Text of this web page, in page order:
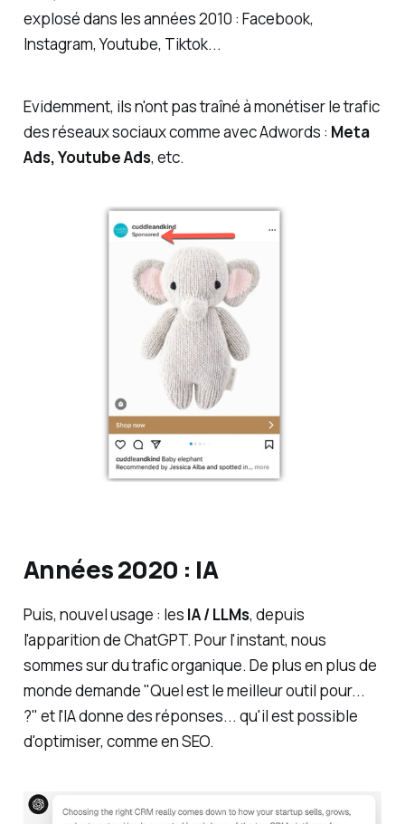
explosé dans les années 2010 : Facebook,
Instagram, Youtube, Tiktok...
Evidemment, ils n'ont pas traîné à monétiser le trafic
des réseaux sociaux comme avec Adwords : Meta
Ads, Youtube Ads, etc.
Années 2020 : IA
Puis, nouvel usage : les IA / LLMs, depuis
l'apparition de ChatGPT. Pour l'instant, nous
sommes sur du trafic organique. De plus en plus de
monde demande "Quel est le meilleur outil pour...
?" et l'IA donne des réponses... qu'il est possible
d'optimiser, comme en SEO.